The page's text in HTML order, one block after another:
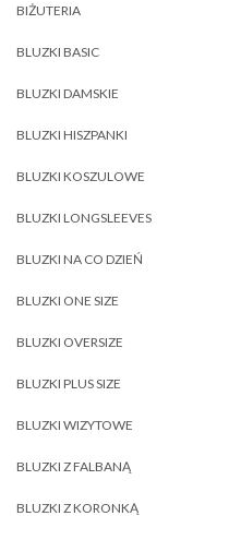
BIŻUTERIA
BLUZKI BASIC
BLUZKI DAMSKIE
BLUZKI HISZPANKI
BLUZKI KOSZULOWE
BLUZKI LONGSLEEVES
BLUZKI NA CO DZIEŃ
BLUZKI ONE SIZE
BLUZKI OVERSIZE
BLUZKI PLUS SIZE
BLUZKI WIZYTOWE
BLUZKI Z FALBANĄ
BLUZKI Z KORONKĄ